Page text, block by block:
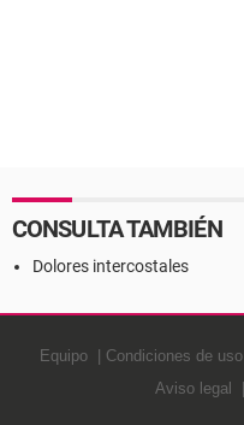
CONSULTA TAMBIÉN
Dolores intercostales
Equipo Condiciones de uso
Aviso legal